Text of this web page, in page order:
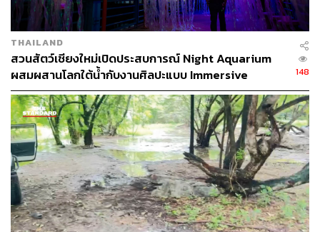
THAILAND
สวนสัตว์เชียงใหม่เปิดประสบการณ์ Night Aquarium
ผสมผสานโลกใต้น้ำกับงานศิลปะแบบ Immersive
148